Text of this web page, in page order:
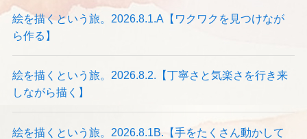
絵を描くという旅。2026.8.1.A【ワクワクを見つけなが
ら作る】
絵を描くという旅。2026.8.2.【丁寧さと気楽さを行き来
しながら描く】
絵を描くという旅。2026.8.1B.【手をたくさん動かして